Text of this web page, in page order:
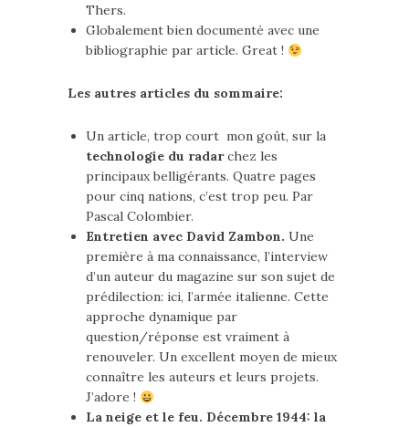
Thers.
Globalement bien documenté avec une
bibliographie par article. Great !
Les autres articles du sommaire:
Un article, trop court mon goût, sur la
technologie du radarchez les
principaux belligérants. Quatre pages
pour cinq nations, c’est trop peu. Par
Pascal Colombier.
Entretien avec David Zambon. Une
première à ma connaissance, l’interview
d’un auteur du magazine sur son sujet de
prédilection: ici, l’armée italienne. Cette
approche dynamique par
question/réponse est vraiment à
renouveler. Un excellent moyen de mieux
connaître les auteurs et leurs projets.
J’adore !
La neige et le feu. Décembre 1944: la